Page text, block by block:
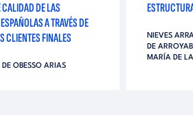
DE LAS
A TRAVÉS DE
CLIENTES FINALES
OBESSO ARIAS
NIEVES
DE
MARÍA DE